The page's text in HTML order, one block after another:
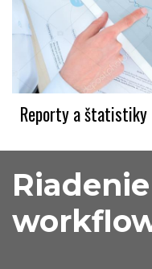
Reporty a štatistiky